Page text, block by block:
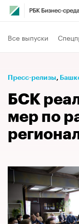
Все выпуски
Пресс-релизы⁠,
БСК
мер по